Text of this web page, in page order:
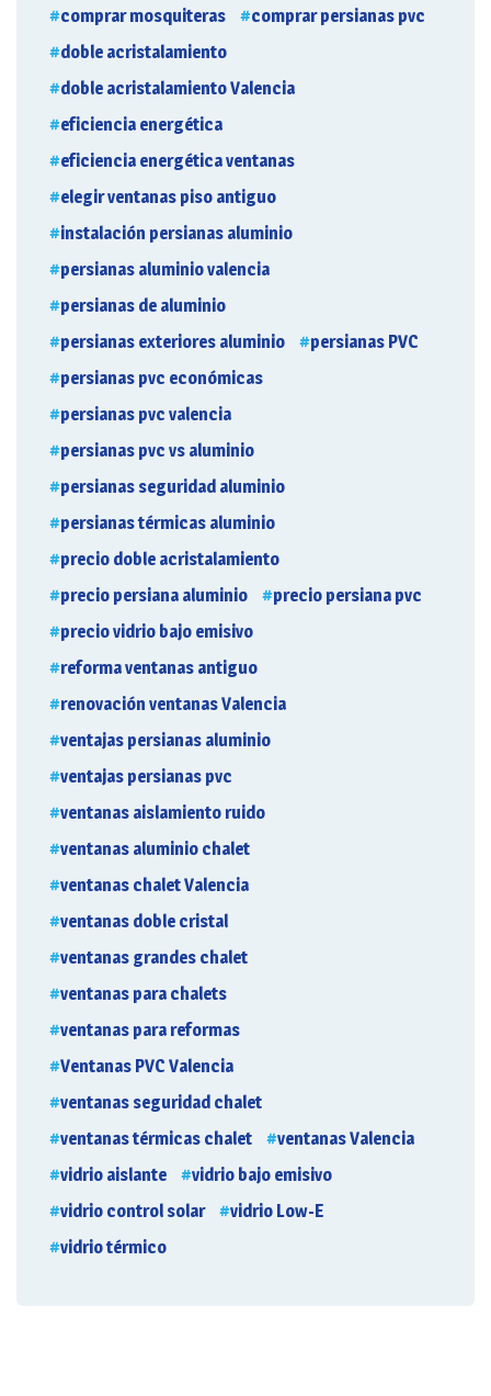
comprar mosquiteras
comprar persianas pvc
doble acristalamiento
doble acristalamiento Valencia
eficiencia energética
eficiencia energética ventanas
elegir ventanas piso antiguo
instalación persianas aluminio
persianas aluminio valencia
persianas de aluminio
persianas exteriores aluminio
persianas PVC
persianas pvc económicas
persianas pvc valencia
persianas pvc vs aluminio
persianas seguridad aluminio
persianas térmicas aluminio
precio doble acristalamiento
precio persiana aluminio
precio persiana pvc
precio vidrio bajo emisivo
reforma ventanas antiguo
renovación ventanas Valencia
ventajas persianas aluminio
ventajas persianas pvc
ventanas aislamiento ruido
ventanas aluminio chalet
ventanas chalet Valencia
ventanas doble cristal
ventanas grandes chalet
ventanas para chalets
ventanas para reformas
Ventanas PVC Valencia
ventanas seguridad chalet
ventanas térmicas chalet
ventanas Valencia
vidrio aislante
vidrio bajo emisivo
vidrio control solar
vidrio Low-E
vidrio térmico